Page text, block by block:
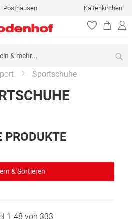
Posthausen Kaltenkirchen
Sportschuhe
PRODUKTE
& Sortieren
1-48 von 333